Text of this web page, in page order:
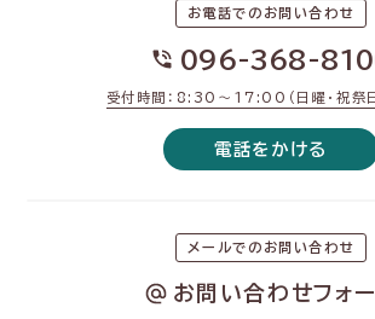
お電話でのお問い合わせ
096-368-
受付時間：8:30〜17:00（日曜・祝祭日
電話をかける
メールでのお問い合わせ
お問い合わせフォ